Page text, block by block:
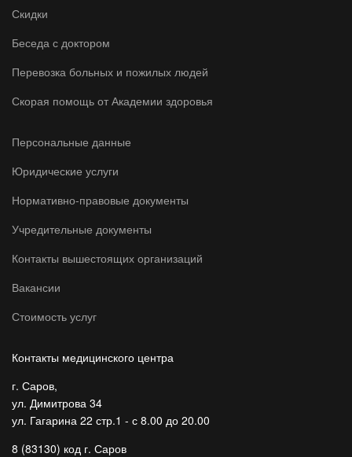
Скидки
Беседа с доктором
Перевозка больных и пожилых людей
Скорая помощь от Академии здоровья
Персональные данные
Юридические услуги
Нормативно-правовые документы
Учредительные документы
Контакты вышестоящих организаций
Вакансии
Стоимость услуг
Контакты медицинского центра
г. Саров,
ул. Димитрова 34
ул. Гагарина 22 стр.1 - с 8.00 до 20.00
8 (83130) код г. Саров